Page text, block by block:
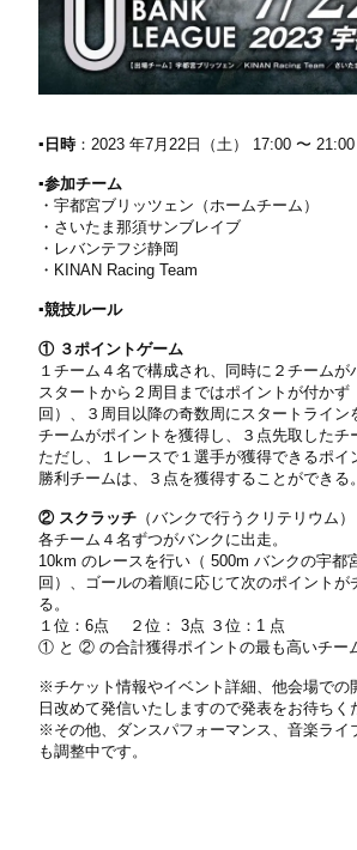
▪️日時：2023 年7月22日（土） 17:00 〜
▪️参加チーム
・宇都宮ブリッツェン（ホームチーム）
・さいたま那須サンブレイブ
・レバンテフジ静岡
・KINAN Racing Team
▪️競技ルール
① ３ポイントゲーム
１チーム４名で構成され、同時に２チームが
スタートから２周目まではポイントが付かず
回）、３周目以降の奇数周にスタートライン
チームがポイントを獲得し、３点先取したチ
ただし、１レースで１選手が獲得できるポイ
勝利チームは、３点を獲得することができる。
② スクラッチ （バンクで行うクリテリウム）
各チーム４名ずつがバンクに出走。
10km のレースを行い（ 500m バンクの宇都
回）、ゴールの着順に応じて次のポイントが
る。
１位：6点 ２位： 3点 ３位：1 点
① と ② の合計獲得ポイントの最も高いチー
※チケット情報やイベント詳細、他会場での
日改めて発信いたしますので発表をお待ちく
※その他、ダンスパフォーマンス、音楽ライ
も調整中です。